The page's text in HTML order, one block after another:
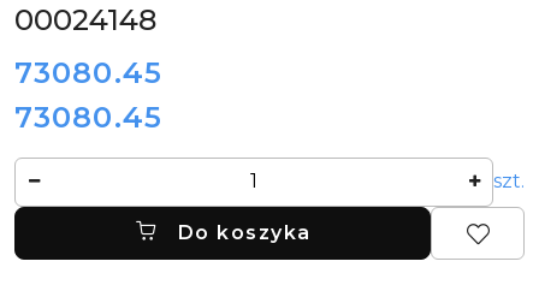
00024148
cena:
73080.45
Cena:
73080.45
szt.
Do koszyka